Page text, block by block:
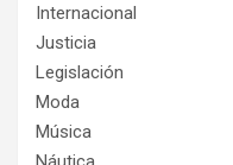
Internacional
Justicia
Legislación
Moda
Música